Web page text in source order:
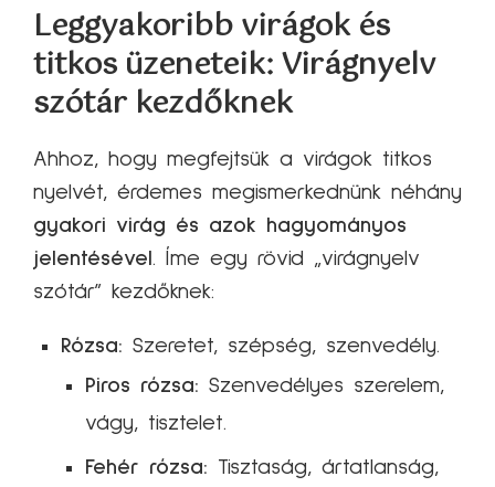
Leggyakoribb virágok és
titkos üzeneteik: Virágnyelv
szótár kezdőknek
Ahhoz, hogy megfejtsük a virágok titkos
nyelvét, érdemes megismerkednünk néhány
gyakori virág és azok hagyományos
jelentésével. Íme egy rövid „virágnyelv
szótár” kezdőknek:
Rózsa: Szeretet, szépség, szenvedély.
Piros rózsa: Szenvedélyes szerelem,
vágy, tisztelet.
Fehér rózsa: Tisztaság, ártatlanság,